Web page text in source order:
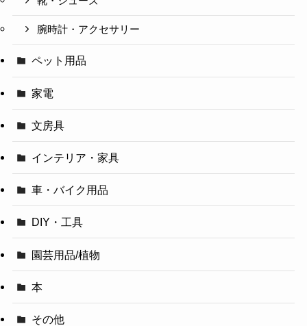
腕時計・アクセサリー
ペット用品
家電
文房具
インテリア・家具
車・バイク用品
DIY・工具
園芸用品/植物
本
その他